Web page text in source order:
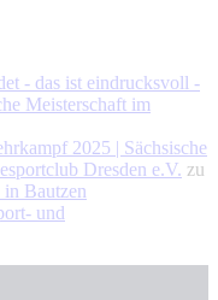
- das ist eindrucksvoll -
Meisterschaft im
2025 | Sächsische
Dresden e.V. zu
Bautzen
und